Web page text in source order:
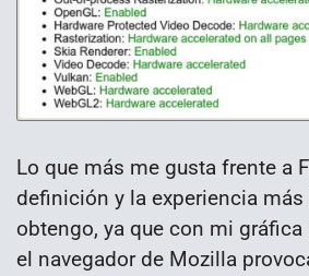
Lo que más me gusta frente a
definición y la experiencia
obtengo, ya que con mi gráfica
el navegador de Mozilla